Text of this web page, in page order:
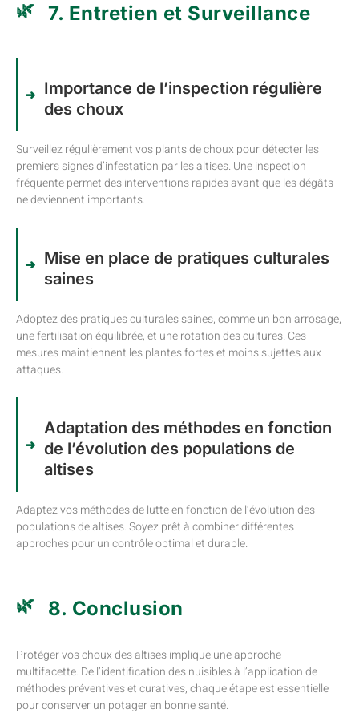
7. Entretien et Surveillance
Importance de l’inspection régulière
des choux
Surveillez régulièrement vos plants de choux pour détecter les
premiers signes d’infestation par les altises. Une inspection
fréquente permet des interventions rapides avant que les dégâts
ne deviennent importants.
Mise en place de pratiques culturales
saines
Adoptez des pratiques culturales saines, comme un bon arrosage,
une fertilisation équilibrée, et une rotation des cultures. Ces
mesures maintiennent les plantes fortes et moins sujettes aux
attaques.
Adaptation des méthodes en fonction
de l’évolution des populations de
altises
Adaptez vos méthodes de lutte en fonction de l’évolution des
populations de altises. Soyez prêt à combiner différentes
approches pour un contrôle optimal et durable.
8. Conclusion
Protéger vos choux des altises implique une approche
multifacette. De l’identification des nuisibles à l’application de
méthodes préventives et curatives, chaque étape est essentielle
pour conserver un potager en bonne santé.